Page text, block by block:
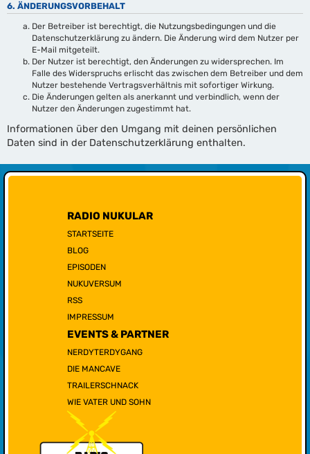
6. ÄNDERUNGSVORBEHALT
Der Betreiber ist berechtigt, die Nutzungsbedingungen und die
Datenschutzerklärung zu ändern. Die Änderung wird dem Nutzer per
E-Mail mitgeteilt.
Der Nutzer ist berechtigt, den Änderungen zu widersprechen. Im
Falle des Widerspruchs erlischt das zwischen dem Betreiber und dem
Nutzer bestehende Vertragsverhältnis mit sofortiger Wirkung.
Die Änderungen gelten als anerkannt und verbindlich, wenn der
Nutzer den Änderungen zugestimmt hat.
Informationen über den Umgang mit deinen persönlichen
Daten sind in der Datenschutzerklärung enthalten.
RADIO NUKULAR
STARTSEITE
BLOG
EPISODEN
NUKUVERSUM
RSS
IMPRESSUM
EVENTS & PARTNER
NERDYTERDYGANG
DIE MANCAVE
TRAILERSCHNACK
WIE VATER UND SOHN